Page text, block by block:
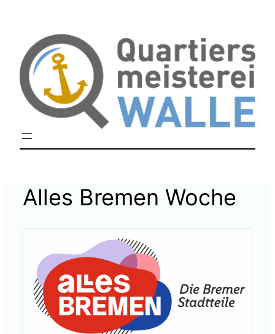
springen
Alles Bremen Woche